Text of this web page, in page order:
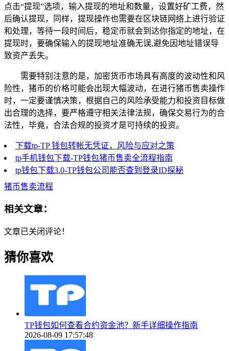
点击“提现”选项，输入提现的地址和数量，设置好矿工费，然
后确认提现，同样，提现操作也需要在区块链网络上进行验证
和处理，等待一段时间后，稳定币就会到达你指定的地址，在
提现时，要确保输入的提现地址准确无误,避免因地址错误导
致资产丢失。
需要特别注意的是，加密货币市场具有高度的波动性和风
险性，猪币的价格可能会出现大幅波动，在进行猪币售卖操作
时，一定要谨慎决策，根据自己的风险承受能力和投资目标做
出合理的选择，要严格遵守相关法律法规，确保交易行为的合
法性，毕竟，合法合规的投资才是可持续的投资。
下载tp-TP 钱包转帐无凭证，风险与应对之策
tp手机钱包下载-TP钱包猪币售卖全流程指南
tp钱包下载3.0-TP钱包公司能否查到登录ID探秘
猪币售卖流程
相关文章：
文章已关闭评论！
猜你喜欢
TP钱包如何查看合约资金池？新手详细操作指南
2026-08-09 17:57:48